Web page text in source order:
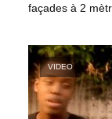
façades à 2
VIDEO